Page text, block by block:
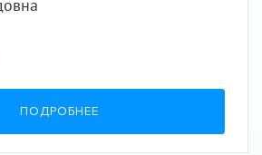
ПОДРОБНЕЕ